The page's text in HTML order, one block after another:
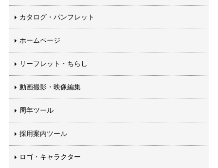
カタログ・パンフレット
ホームページ
リーフレット・ちらし
動画撮影・映像編集
周年ツール
採用案内ツール
ロゴ・キャラクター